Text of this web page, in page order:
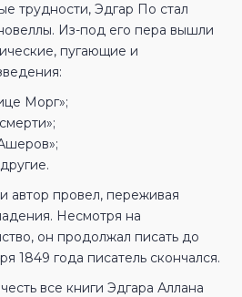
трудности, Эдгар По стал
Из-под его пера вышли
пугающие и
Морг»;
автор провел, переживая
Несмотря на
он продолжал писать до
1849 года писатель скончался.
все книги Эдгара Аллана